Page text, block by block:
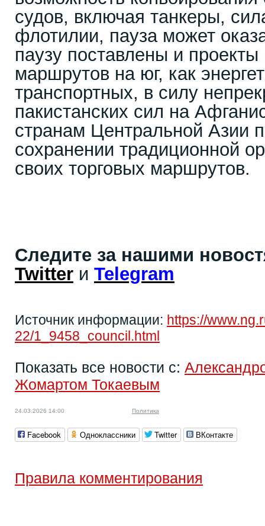
судов, включая танкеры,
флотилии, пауза может
паузу поставлены и
маршрутов на юг, как
транспортных, в силу
пакистанских сил на
странам Центральной Азии
сохранении традиционной
своих торговых маршрутов.
Следите за нашими
Twitter и Telegram
Источник информации: https://
22/1_9458_council.html
Показать все новости с:
Жомартом Токаевым
24.03.2026 14:00 Политика
Facebook Одноклассники Twitter ВКонтакте
Правила комментирования